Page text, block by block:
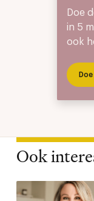
Doe
in 5
ook
Ook